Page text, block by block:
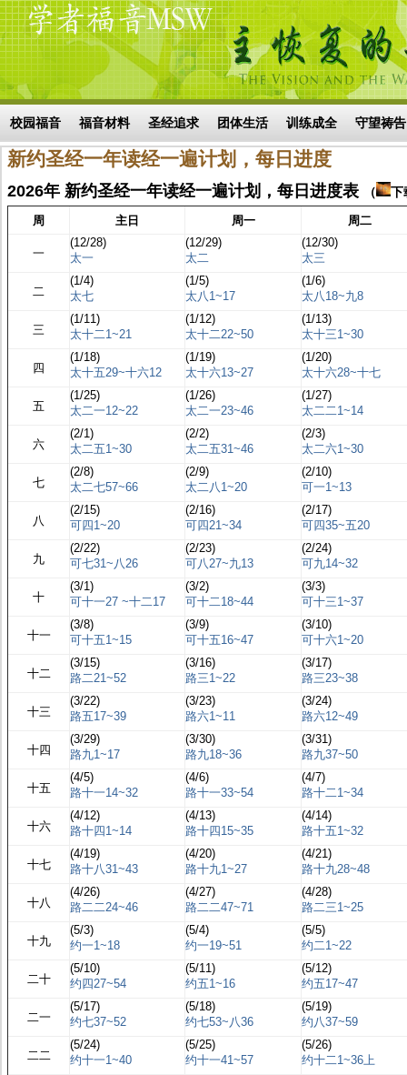
Skip to main content
搜索表单
校园福音 福音材料 圣经追求 团体生活 训练成全 守望祷告
新约圣经一年读经一遍计划，每日进度
2026年 新约圣经一年读经一遍计划，每日进度表 （ 下
周 主日 周一 周二
一
(12/28)
太一
(12/29)
太二
(12/30)
太三
二
(1/4)
太七
(1/5)
太八1~17
(1/6)
太八18~九8
三
(1/11)
太十二1~21
(1/12)
太十二22~50
(1/13)
太十三1~30
四
(1/18)
太十五29~十六12
(1/19)
太十六13~27
(1/20)
太十六28~十七
五
(1/25)
太二一12~22
(1/26)
太二一23~46
(1/27)
太二二1~14
六
(2/1)
太二五1~30
(2/2)
太二五31~46
(2/3)
太二六1~30
七
(2/8)
太二七57~66
(2/9)
太二八1~20
(2/10)
可一1~13
八
(2/15)
可四1~20
(2/16)
可四21~34
(2/17)
可四35~五20
九
(2/22)
可七31~八26
(2/23)
可八27~九13
(2/24)
可九14~32
十
(3/1)
可十一27 ~十二17
(3/2)
可十二18~44
(3/3)
可十三1~37
十一
(3/8)
可十五1~15
(3/9)
可十五16~47
(3/10)
可十六1~20
十二
(3/15)
路二21~52
(3/16)
路三1~22
(3/17)
路三23~38
十三
(3/22)
路五17~39
(3/23)
路六1~11
(3/24)
路六12~49
十四
(3/29)
路九1~17
(3/30)
路九18~36
(3/31)
路九37~50
十五
(4/5)
路十一14~32
(4/6)
路十一33~54
(4/7)
路十二1~34
十六
(4/12)
路十四1~14
(4/13)
路十四15~35
(4/14)
路十五1~32
十七
(4/19)
路十八31~43
(4/20)
路十九1~27
(4/21)
路十九28~48
十八
(4/26)
路二二24~46
(4/27)
路二二47~71
(4/28)
路二三1~25
十九
(5/3)
约一1~18
(5/4)
约一19~51
(5/5)
约二1~22
二十
(5/10)
约四27~54
(5/11)
约五1~16
(5/12)
约五17~47
二一
(5/17)
约七37~52
(5/18)
约七53~八36
(5/19)
约八37~59
二二
(5/24)
约十一1~40
(5/25)
约十一41~57
(5/26)
约十二1~36上